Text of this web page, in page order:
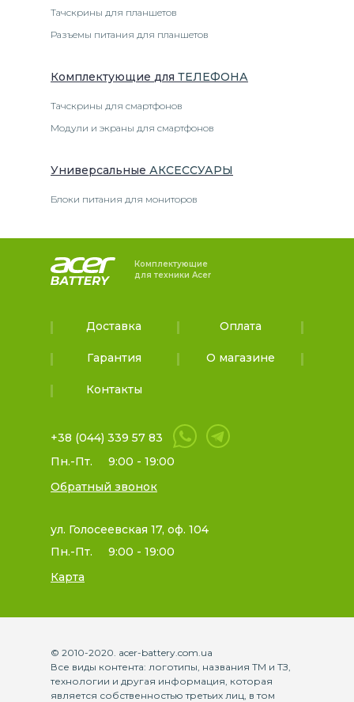
Тачскрины для планшетов
Разъемы питания для планшетов
Комплектующие для ТЕЛЕФОНА
Тачскрины для смартфонов
Модули и экраны для смартфонов
Универсальные АКСЕССУАРЫ
Блоки питания для мониторов
Комплектующие
для техники Acer
Доставка Оплата
Гарантия О магазине
Контакты
+38 (044) 339 57 83
Пн.-Пт.
9:00 - 19:00
Обратный звонок
ул. Голосеевская 17, оф. 104
Пн.-Пт.
9:00 - 19:00
Карта
© 2010-2020. acer-battery.com.ua
Все виды контента: логотипы, названия ТМ и ТЗ,
технологии и другая информация, которая
является собственностью третьих лиц, в том